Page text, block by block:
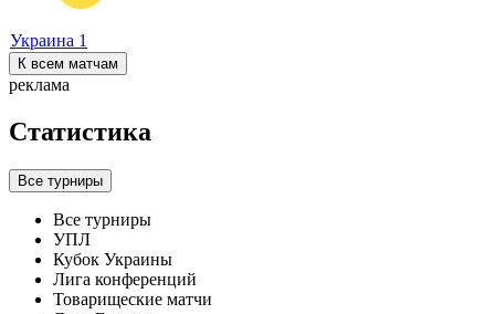
Украина 1
К всем матчам
реклама
Статистика
Все турниры
Все турниры
УПЛ
Кубок Украины
Лига конференций
Товарищеские матчи